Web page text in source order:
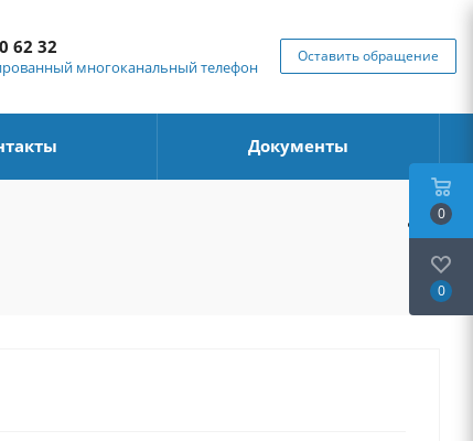
62 32
многоканальный телефон
Оставить обращение
Документы
0
0